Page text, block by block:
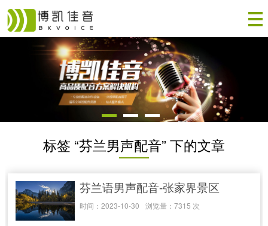
标签 “芬兰男声配音” 下的文章
芬兰语男声配音-张家界景区
时间：2023-10-30 浏览量：7315 次